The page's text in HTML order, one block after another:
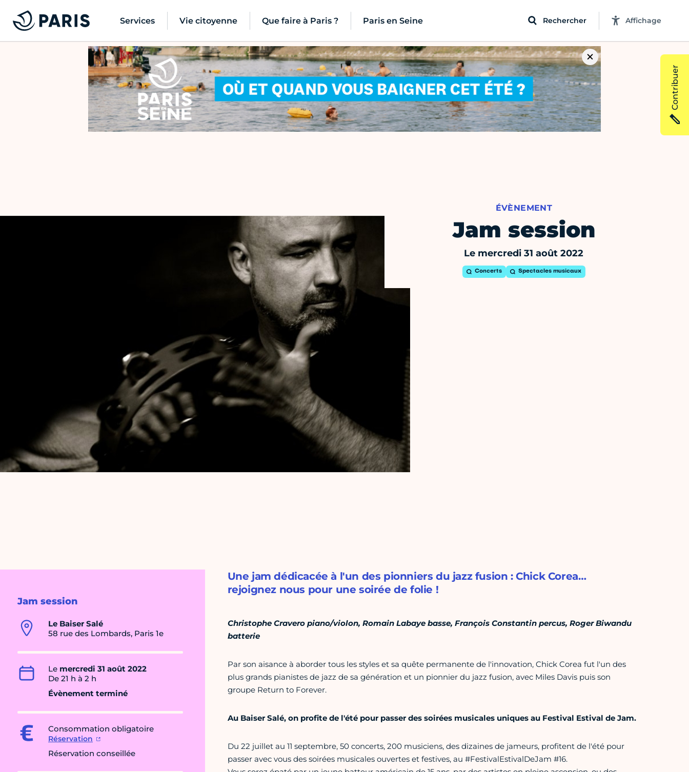
Services Vie citoyenne Que faire à Paris ? Paris en Seine Rechercher Affichage
ÉVÈNEMENT
Jam session
Le mercredi 31 août 2022
Concerts Spectacles musicaux
Jam session
Le Baiser Salé
58 rue des Lombards, Paris 1e
Le mercredi 31 août 2022
De 21 h à 2 h
Évènement terminé
Consommation obligatoire
Réservation
Réservation conseillée
Une jam dédicacée à l'un des pionniers du jazz fusion : Chick Corea…
rejoignez nous pour une soirée de folie !
Christophe Cravero piano/violon, Romain Labaye basse, François Constantin percus, Roger Biwandu
batterie
Par son aisance à aborder tous les styles et sa quête permanente de l'innovation, Chick Corea fut l'un des
plus grands pianistes de jazz de sa génération et un pionnier du jazz fusion, avec Miles Davis puis son
groupe Return to Forever.
Au Baiser Salé, on profite de l'été pour passer des soirées musicales uniques au Festival Estival de Jam.
Du 22 juillet au 11 septembre, 50 concerts, 200 musiciens, des dizaines de jameurs, profitent de l'été pour
passer avec vous des soirées musicales ouvertes et festives, au #FestivalEstivalDeJam #16.
Contribuer